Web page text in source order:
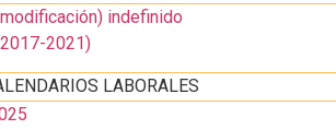
indefinido
2021)
LABORALES